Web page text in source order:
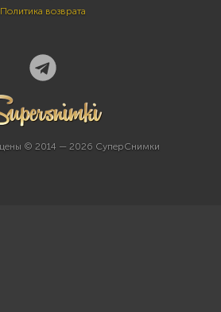
Политика возврата
© 2014 — 2026 СуперСнимки